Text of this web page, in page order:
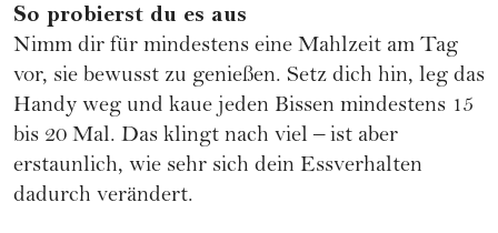
So probierst du es aus
Nimm dir für mindestens eine Mahlzeit am Tag
vor, sie bewusst zu genießen. Setz dich hin, leg das
Handy weg und kaue jeden Bissen mindestens 15
bis 20 Mal. Das klingt nach viel – ist aber
erstaunlich, wie sehr sich dein Essverhalten
dadurch verändert.